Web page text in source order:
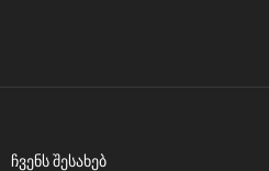
ᲩᲕᲔᲜᲡ ᲨᲔᲡᲐᲮᲔᲑ